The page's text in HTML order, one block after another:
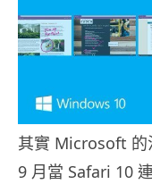
其實 Microsoft 的
9 月當 Safari 10